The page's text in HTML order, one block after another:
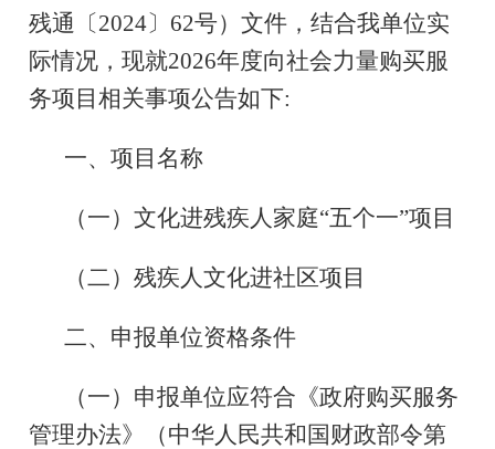
残通〔2024〕62号）文件，结合我单位实
际情况，现就2026年度向社会力量购买服
务项目相关事项公告如下:
一、项目名称
（一）文化进残疾人家庭“五个一”项目
（二）残疾人文化进社区项目
二、申报单位资格条件
（一）申报单位应符合《政府购买服务
管理办法》（中华人民共和国财政部令第